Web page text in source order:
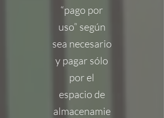
“pago por
uso” según
sea necesario
y pagar sólo
por el
espacio de
almacenamie